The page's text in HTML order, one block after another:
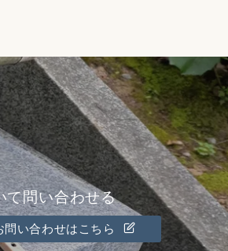
て問い合わせる
い合わせはこちら